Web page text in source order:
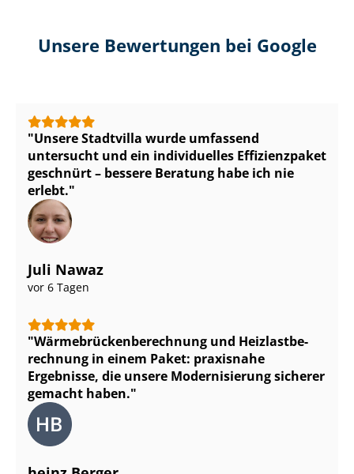
Unsere Bewertungen bei Google
Unsere Stadtvilla wurde umfassend
untersucht und ein individuelles Effizienzpaket
geschnürt – bessere Beratung habe ich nie
erlebt.
Juli Nawaz
vor 6 Tagen
Wär­me­brü­cken­be­rech­nung und Heiz­last­be­
rech­nung in einem Paket: praxisnahe
Ergebnisse, die unsere Modernisierung sicherer
gemacht haben.